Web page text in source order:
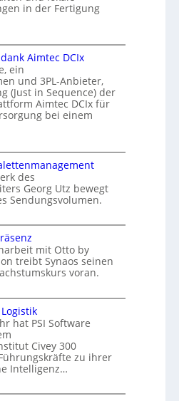
in der Fertigung
Aimtec DCIx
ein
und 3PL-Anbieter,
(Just in Sequence) der
Aimtec DCIx für
bei einem
des
Georg Utz bewegt
Sendungsvolumen.
mit Otto by
treibt Synaos seinen
voran.
hat PSI Software
Civey 300
zu ihrer
Intelligenz…